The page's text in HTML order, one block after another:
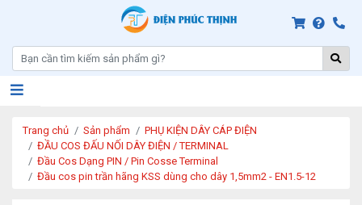
Trang chủ Sản phẩm
PHỤ KIỆN DÂY CÁP ĐIỆN
ĐẦU COS ĐẤU NỐI DÂY ĐIỆN / TERMINAL
Đầu Cos Dạng PIN / Pin Cosse Terminal
Đầu cos pin trần hãng KSS dùng cho dây 1,5mm2 - EN1.5-12